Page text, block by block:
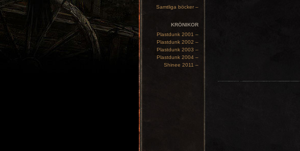
Samtliga böcker –
KRÖNIKOR
Plastdunk 2001 –
Plastdunk 2002 –
Plastdunk 2003 –
Plastdunk 2004 –
Shinee 2011 –